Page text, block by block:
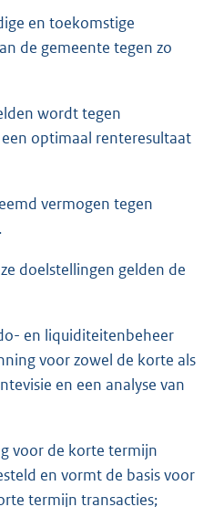
en toekomstige
de gemeente tegen zo
wordt tegen
optimaal renteresultaat
vermogen tegen
doelstellingen gelden de
en liquiditeitenbeheer
voor zowel de korte als
en een analyse van
voor de korte termijn
en vormt de basis voor
termijn transacties;